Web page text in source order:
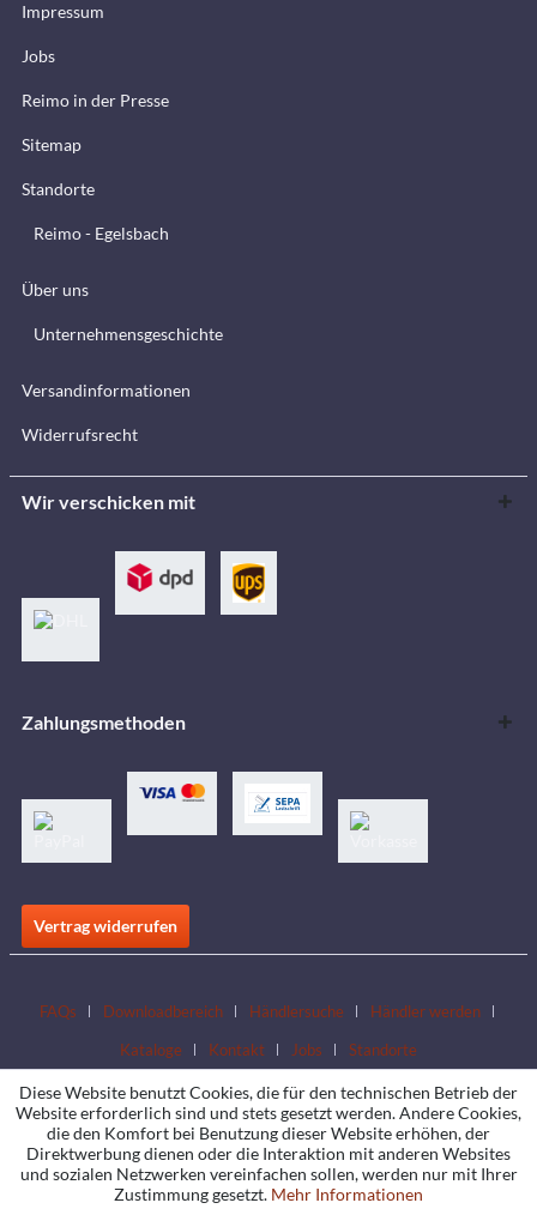
Impressum
Jobs
Reimo in der Presse
Sitemap
Standorte
Reimo - Egelsbach
Über uns
Unternehmensgeschichte
Versandinformationen
Widerrufsrecht
Wir verschicken mit
Zahlungsmethoden
Vertrag widerrufen
FAQs Downloadbereich Händlersuche
Händler werden
Kataloge
Kontakt Jobs Standorte
Diese Website benutzt Cookies, die für den technischen Betrieb der
Website erforderlich sind und stets gesetzt werden. Andere Cookies,
die den Komfort bei Benutzung dieser Website erhöhen, der
Direktwerbung dienen oder die Interaktion mit anderen Websites
und sozialen Netzwerken vereinfachen sollen, werden nur mit Ihrer
Zustimmung gesetzt. Mehr Informationen